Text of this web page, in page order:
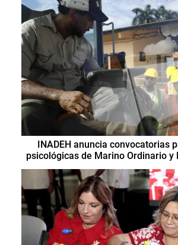
INADEH anuncia convocatorias
psicológicas de Marino Ordinario y